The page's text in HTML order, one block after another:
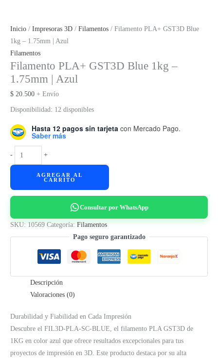
Inicio /Impresoras 3D /Filamentos / Filamento PLA+ GST3D Blue
1kg – 1.75mm | Azul
Filamentos
Filamento PLA+ GST3D Blue 1kg –
1.75mm | Azul
$ 20.500 + Envío
Disponibilidad: 12 disponibles
Hasta 12 pagos sin tarjeta con Mercado Pago.
Saber más
-
Filamento
PLA+
1.75mm
|
+
AGREGAR AL
CARRITO
Consultar por WhatsApp
SKU: 10569 Categoría:Filamentos
Pago seguro garantizado
Descripción
Valoraciones (0)
Durabilidad y Fiabilidad en Cada Impresión
Descubre el FIL3D-PLA-SC-BLUE, el filamento PLA GST3D de
1KG en color azul que ofrece resultados excepcionales para tus
proyectos de impresión en 3D. Este producto destaca por su alta